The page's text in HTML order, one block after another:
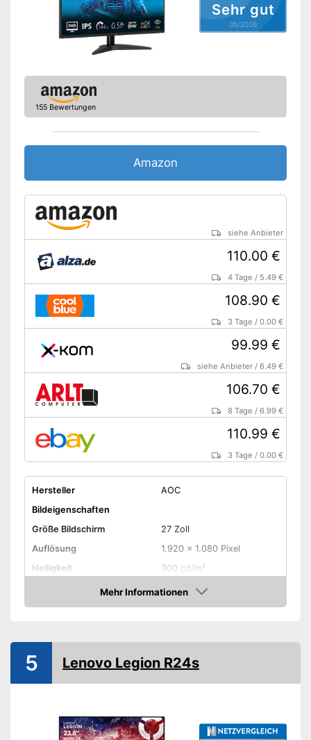
Höhenverstellbar
Sonstiges
Gewicht
Vorteile
Sehr gut
05/2026
155 Bewertungen
Amazon
siehe Anbieter
110.00 €
4 Tage / 5.49 €
108.90 €
3 Tage /0.00 €
99.99 €
siehe Anbieter /6.49 €
106.70 €
8 Tage /6.99 €
110.99 €
3 Tage /0.00 €
Hersteller
AOC
Bildeigenschaften
Größe Bildschirm
27 Zoll
Auflösung
1.920 x 1.080 Pixel
Helligkeit
300 cd/m²
1.500 : 1
Reaktionszeit
0,5 ms
HDMI-Anschluss
Mehr Informationen
Amazon
5 Lenovo Legion R24s